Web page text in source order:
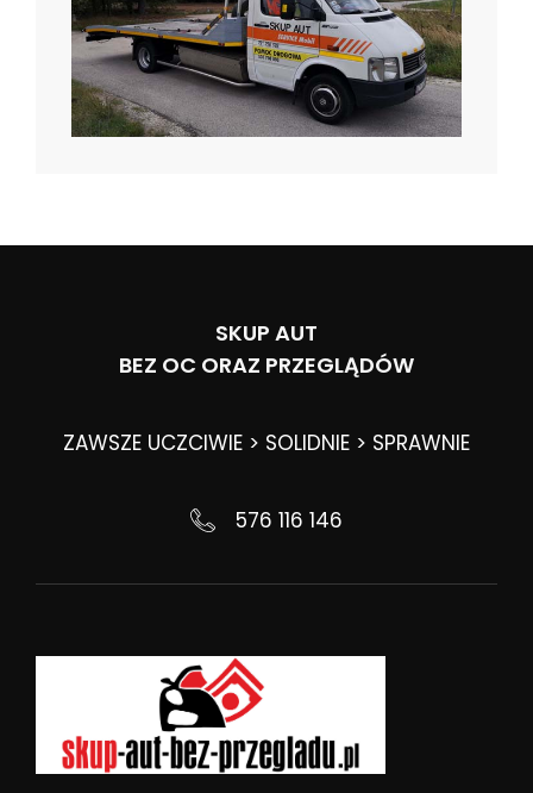
SKUP AUT
BEZ OC ORAZ PRZEGLĄDÓW
ZAWSZE UCZCIWIE > SOLIDNIE > SPRAWNIE
576 116 146